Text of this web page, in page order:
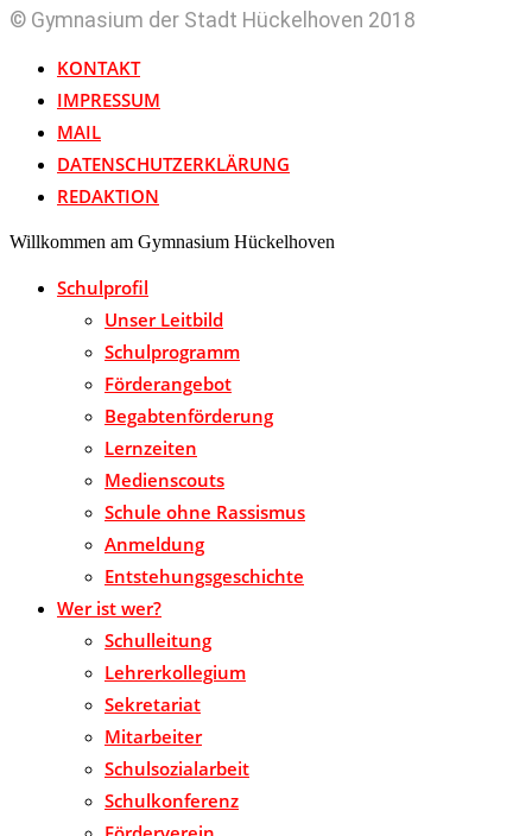
© Gymnasium der Stadt Hückelhoven 2018
KONTAKT
IMPRESSUM
MAIL
DATENSCHUTZERKLÄRUNG
REDAKTION
Willkommen am Gymnasium Hückelhoven
Schulprofil
Unser Leitbild
Schulprogramm
Förderangebot
Begabtenförderung
Lernzeiten
Medienscouts
Schule ohne Rassismus
Anmeldung
Entstehungsgeschichte
Wer ist wer?
Schulleitung
Lehrerkollegium
Sekretariat
Mitarbeiter
Schulsozialarbeit
Schulkonferenz